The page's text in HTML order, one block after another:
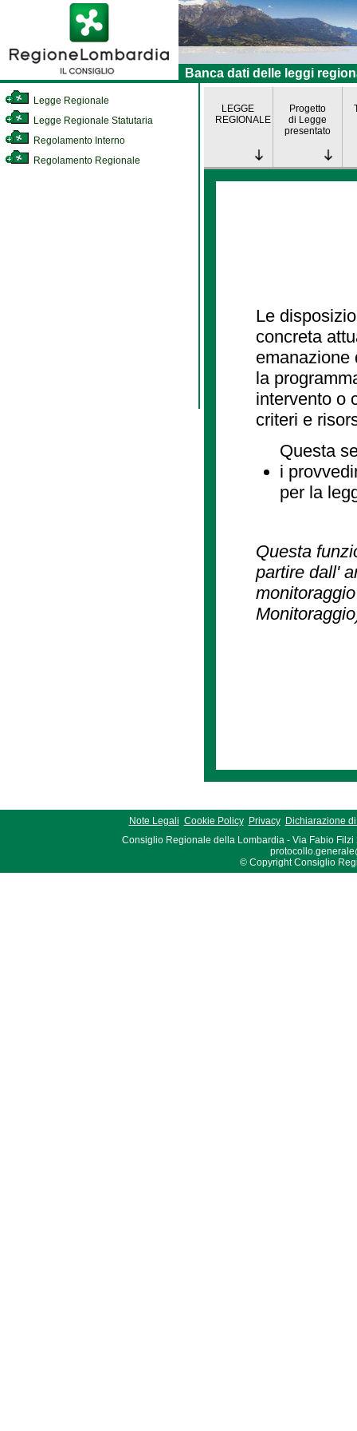
Banca dati delle leggi
Legge Regionale
Legge Regionale Statutaria
Regolamento Interno
Regolamento Regionale
LEGGE
REGIONALE
Progetto
di Legge
presentato
Le
concreta
emanazione
la
intervento o
criteri e
Questa
i
per la
Questa
partire dall'
Note Legali Cookie Policy Privacy
Dichiarazione
Consiglio Regionale della Lombardia - Via Fabio Filzi
© Copyright Consiglio